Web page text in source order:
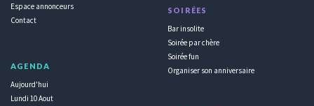
Espace annonceurs
Contact
AGENDA
Aujourd'hui
Lundi 10 Aout
SOIRÉES
Bar insolite
Soirée par chère
Soirée fun
Organiser son anniversaire